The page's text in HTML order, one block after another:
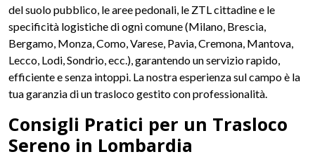
del suolo pubblico, le aree pedonali, le ZTL cittadine e le
specificità logistiche di ogni comune (Milano, Brescia,
Bergamo, Monza, Como, Varese, Pavia, Cremona, Mantova,
Lecco, Lodi, Sondrio, ecc.), garantendo un servizio rapido,
efficiente e senza intoppi. La nostra esperienza sul campo è la
tua garanzia di un trasloco gestito con professionalità.
Consigli Pratici per un Trasloco
Sereno in Lombardia